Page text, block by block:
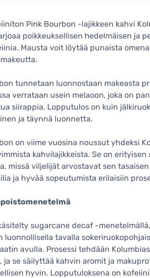
Pink Bourbon -lajikkeen kahvi
poikkeuksellisen hedelmäisen ja
Mausta voit löytää punaista
tunnetaan luonnostaan makeasta
verrataan usein melaoon, joka on
siirappia. Lopputulos on kuin
ja täynnä luonnetta.
on viime vuosina noussut yhdeksi
kahvilajikkeista. Se on erityisen
missä viljelijät arvostavat sen
ja hyvää sopeutumista erilaisiin
sugarcane decaf -
luonnollisella tavalla
avulla. Prosessi tehdään
ja se säilyttää kahvin aromit ja
hyvin. Lopputuloksena on